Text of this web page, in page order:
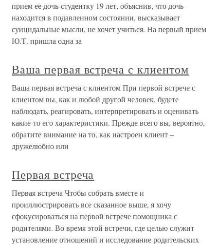
прием ее дочь-студентку 19 лет, объяснив, что дочь
находится в подавленном состоянии, высказывает
суицидальные мысли, не хочет учиться. На первый прием
Ю.Т. пришла одна за
Ваша первая встреча с клиентом
Ваша первая встреча с клиентом При первой встрече с
клиентом вы, как и любой другой человек, будете
наблюдать, реагировать, интерпретировать и оценивать
какие-то его характеристики. Прежде всего вы, вероятно,
обратите внимание на то, как настроен клиент –
дружелюбно или
Первая встреча
Первая встреча Чтобы собрать вместе и
проиллюстрировать все сказанное выше, я хочу
сфокусироваться на первой встрече помощника с
родителями. Во время этой встречи, где целью служит
установление отношений и исследование родительских